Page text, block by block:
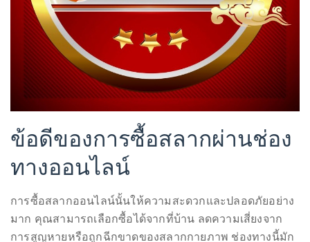
ข้อดีของการซื้อสลากผ่านช่อง
ทางออนไลน์